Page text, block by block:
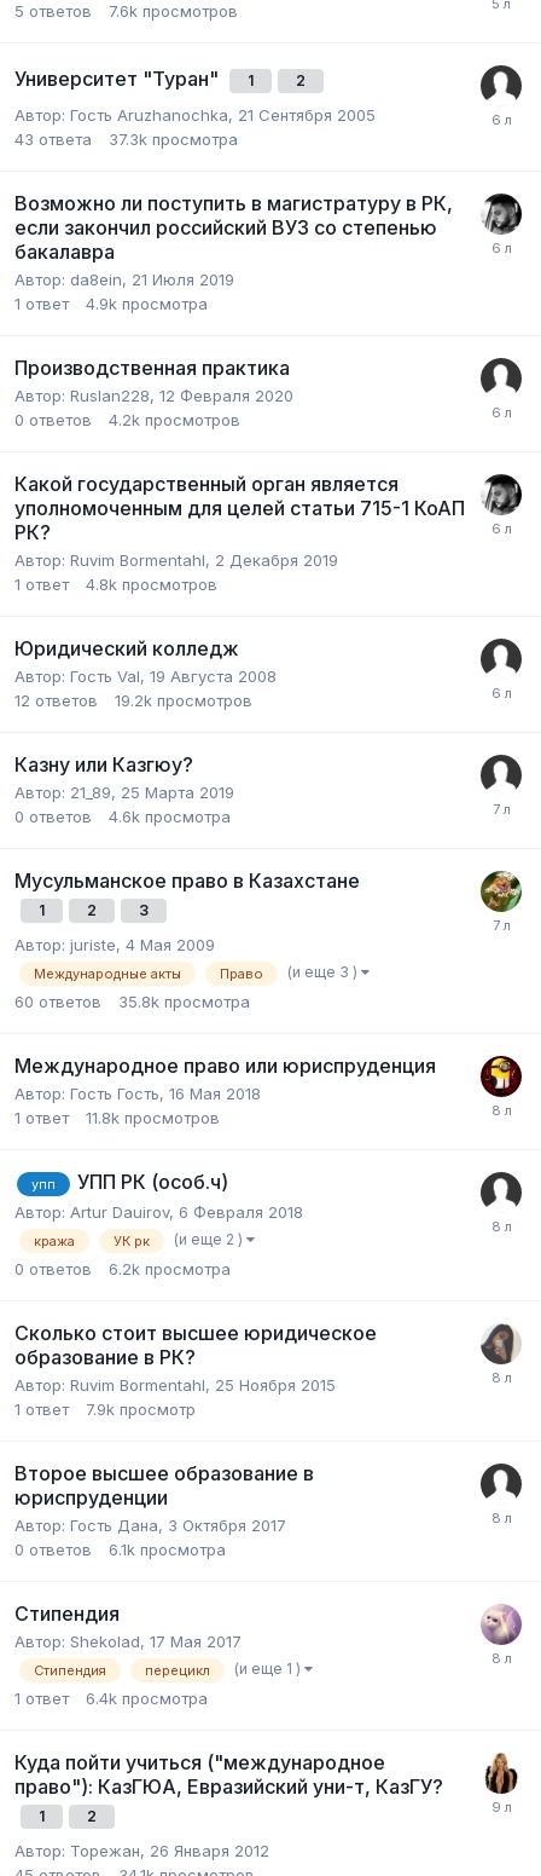
5 ответов 7.6k просмотров
Университет "Туран" 1 2
Автор: Гость Aruzhanochka, 21 Сентября 2005
43 ответа 37.3k просмотра
Возможно ли поступить в магистратуру в РК,
если закончил российский ВУЗ со степенью
бакалавра
Автор: da8ein, 21 Июля 2019
1 ответ 4.9k просмотра
Производственная практика
Автор: Ruslan228, 12 Февраля 2020
0 ответов 4.2k просмотров
Какой государственный орган является
уполномоченным для целей статьи 715-1 КоАП
РК?
Автор: Ruvim Bormentahl, 2 Декабря 2019
1 ответ 4.8k просмотров
Юридический колледж
Автор: Гость Val, 19 Августа 2008
12 ответов 19.2k просмотров
Казну или Казгюу?
Автор: 21_89, 25 Марта 2019
0 ответов 4.6k просмотра
Мусульманское право в Казахстане
1 2 3
Автор: juriste, 4 Мая 2009
Международные акты Право (и еще 3 )
60 ответов 35.8k просмотра
Международное право или юриспруденция
Автор: Гость Гость, 16 Мая 2018
1 ответ 11.8k просмотров
упп УПП РК (особ.ч)
Автор: Artur Dauirov, 6 Февраля 2018
кража УК рк (и еще 2 )
0 ответов 6.2k просмотра
Сколько стоит высшее юридическое
образование в РК?
Автор: Ruvim Bormentahl, 25 Ноября 2015
1 ответ 7.9k просмотр
Второе высшее образование в
юриспруденции
Автор: Гость Дана, 3 Октября 2017
0 ответов 6.1k просмотра
Стипендия
Автор: Shekolad, 17 Мая 2017
Стипендия перецикл (и еще 1 )
1 ответ 6.4k просмотра
Куда пойти учиться ("международное
право"): КазГЮА, Евразийский уни-т, КазГУ?
1 2
Автор: Торежан, 26 Января 2012